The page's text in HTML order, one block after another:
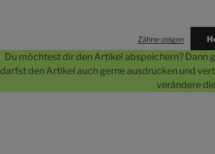
Zähne-zeigen
Du möchtest dir den Artikel abspeichern? Dann
darfst den Artikel auch gerne ausdrucken und
verändere